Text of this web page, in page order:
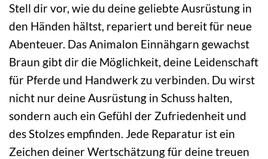
Stell dir vor, wie du deine geliebte Ausrüstung in
den Händen hältst, repariert und bereit für neue
Abenteuer. Das Animalon Einnähgarn gewachst
Braun gibt dir die Möglichkeit, deine Leidenschaft
für Pferde und Handwerk zu verbinden. Du wirst
nicht nur deine Ausrüstung in Schuss halten,
sondern auch ein Gefühl der Zufriedenheit und
des Stolzes empfinden. Jede Reparatur ist ein
Zeichen deiner Wertschätzung für deine treuen